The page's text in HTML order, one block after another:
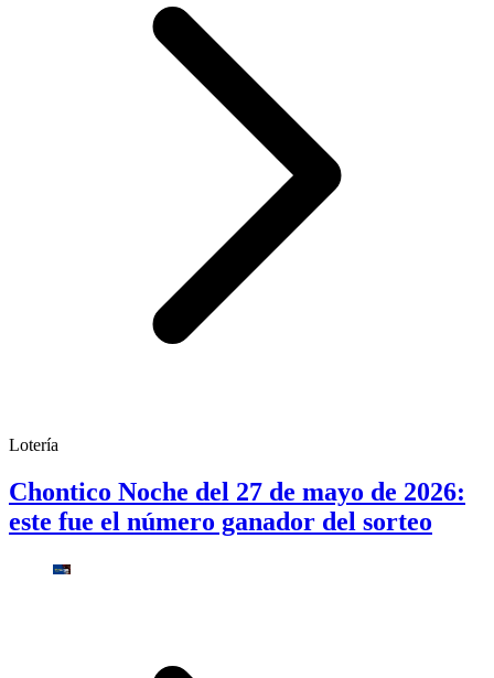
Lotería
Chontico Noche del 27 de mayo de 2026:
este fue el número ganador del sorteo